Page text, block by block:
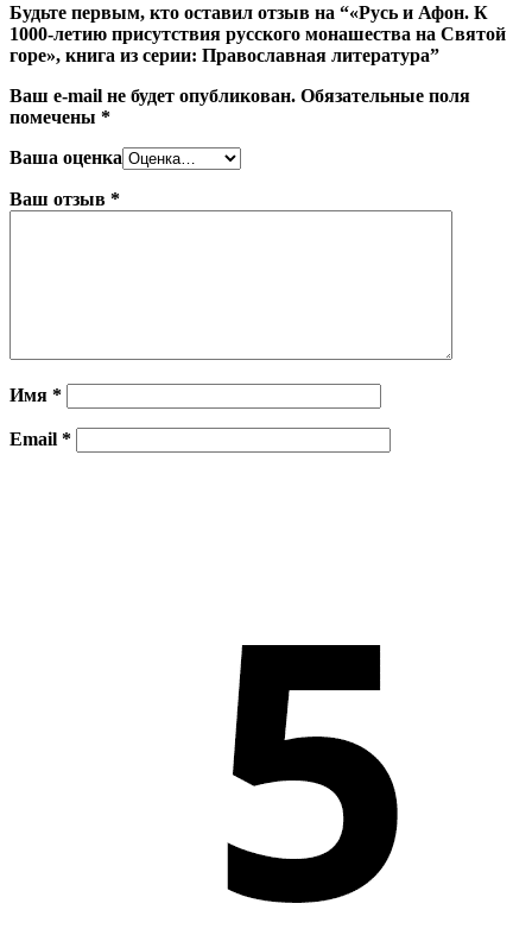
Будьте первым, кто оставил отзыв на “«Русь и Афон. К
1000-летию присутствия русского монашества на Святой
горе», книга из серии: Православная литература”
Ваш e-mail не будет опубликован. Обязательные поля
помечены *
Ваша оценка
Ваш отзыв *
Имя *
Email *